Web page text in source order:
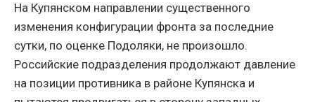
На Купянском направлении существенного
изменения конфигурации фронта за последние
сутки, по оценке Подоляки, не произошло.
Российские подразделения продолжают давление
на позиции противника в районе Купянска и